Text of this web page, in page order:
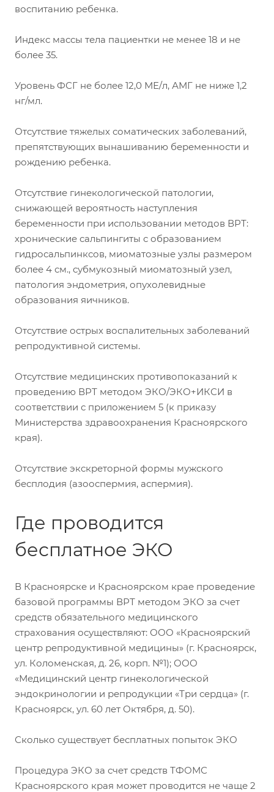
воспитанию ребенка.
Индекс массы тела пациентки не менее 18 и не
более 35.
Уровень ФСГ не более 12,0 МЕ/л, АМГ не ниже 1,2
нг/мл.
Отсутствие тяжелых соматических заболеваний,
препятствующих вынашиванию беременности и
рождению ребенка.
Отсутствие гинекологической патологии,
снижающей вероятность наступления
беременности при использовании методов ВРТ:
хронические сальпингиты с образованием
гидросальпинксов, миоматозные узлы размером
более 4 см., субмукозный миоматозный узел,
патология эндометрия, опухолевидные
образования яичников.
Отсутствие острых воспалительных заболеваний
репродуктивной системы.
Отсутствие медицинских противопоказаний к
проведению ВРТ методом ЭКО/ЭКО+ИКСИ в
соответствии с приложением 5 (к приказу
Министерства здравоохранения Красноярского
края).
Отсутствие экскреторной формы мужского
бесплодия (азооспермия, аспермия).
Где проводится
бесплатное ЭКО
В Красноярске и Красноярском крае проведение
базовой программы ВРТ методом ЭКО за счет
средств обязательного медицинского
страхования осуществляют: ООО «Красноярский
центр репродуктивной медицины» (г. Красноярск,
ул. Коломенская, д. 26, корп. №1); ООО
«Медицинский центр гинекологической
эндокринологии и репродукции «Три сердца» (г.
Красноярск, ул. 60 лет Октября, д. 50).
Сколько существует бесплатных попыток ЭКО
Процедура ЭКО за счет средств ТФОМС
Красноярского края может проводится не чаще 2